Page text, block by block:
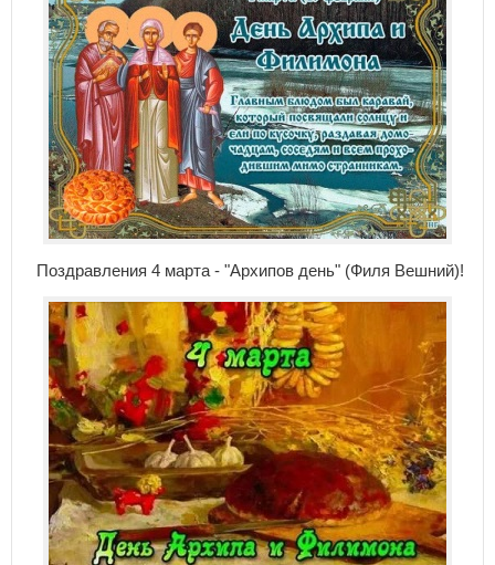
Поздравления 4 марта - "Архипов день" (Филя Вешний)!